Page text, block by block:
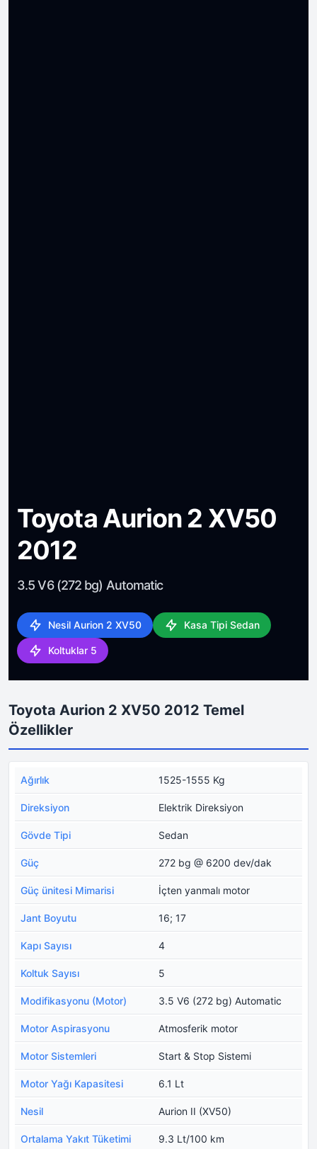
Toyota Aurion 2 XV50
2012
3.5 V6 (272 bg) Automatic
Nesil Aurion 2 XV50 Kasa Tipi Sedan
Koltuklar 5
Toyota Aurion 2 XV50 2012 Temel
Özellikler
Ağırlık 1525-1555 Kg
Direksiyon Elektrik Direksiyon
Gövde Tipi Sedan
Güç 272 bg @ 6200 dev/dak
Güç ünitesi Mimarisi İçten yanmalı motor
Jant Boyutu 16; 17
Kapı Sayısı 4
Koltuk Sayısı 5
Modifikasyonu (Motor) 3.5 V6 (272 bg) Automatic
Motor Aspirasyonu Atmosferik motor
Motor Sistemleri Start & Stop Sistemi
Motor Yağı Kapasitesi 6.1 Lt
Nesil Aurion II (XV50)
Ortalama Yakıt Tüketimi 9.3 Lt/100 km